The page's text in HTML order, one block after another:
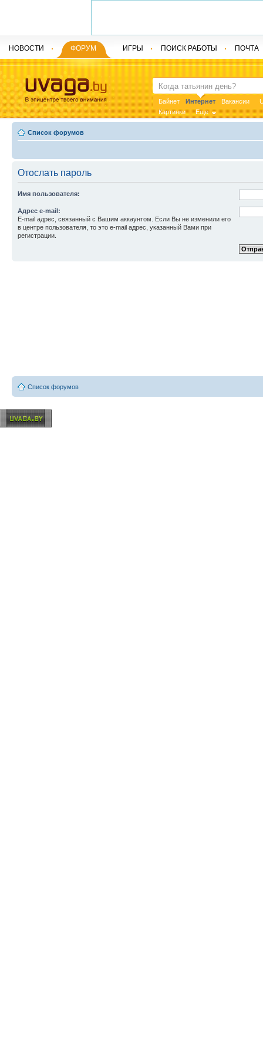
Байнет Интернет Вакансии
Картинки
Еще
НОВОСТИ ФОРУМ ИГРЫ ПОИСК РАБОТЫ ПОЧТА
Список форумов
Отослать пароль
Имя пользователя:
Адрес e-mail:
E-mail адрес, связанный с Вашим аккаунтом. Если Вы не изменили его
в центре пользователя, то это e-mail адрес, указанный Вами при
регистрации.
Список форумов